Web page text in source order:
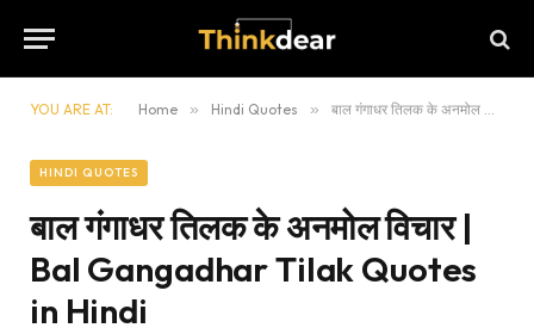
YOU ARE AT: Home » Hindi Quotes » बाल गंगाधर तिलक के अनमोल विचार | Bal Gangadhar Tilak Quotes in Hindi
HINDI QUOTES
बाल गंगाधर तिलक के अनमोल विचार |
Bal Gangadhar Tilak Quotes
in Hindi